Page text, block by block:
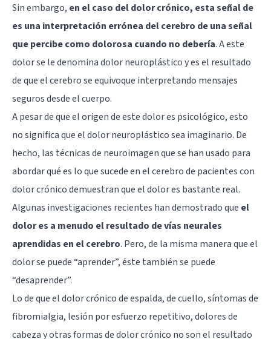
Sin embargo, en el caso del dolor crónico, esta señal de
es una interpretación errónea del cerebro de una señal
que percibe como dolorosa cuando no debería. A este
dolor se le denomina dolor neuroplástico y es el resultado
de que el cerebro se equivoque interpretando mensajes
seguros desde el cuerpo.
A pesar de que el origen de este dolor es psicológico, esto
no significa que el dolor neuroplástico sea imaginario. De
hecho, las técnicas de neuroimagenque se han usado para
abordar qué es lo que sucede en el cerebro de pacientes con
dolor crónico demuestran que el dolor es bastante real.
Algunas investigaciones recientes han demostrado que el
dolor es a menudo el resultado de vías neurales
aprendidas en el cerebro. Pero, de la misma manera que el
dolor se puede “aprender”, éste también se puede
“desaprender”.
Lo de que el dolor crónico de espalda, de cuello, síntomas de
fibromialgia, lesión por esfuerzo repetitivo, dolores de
cabeza y otras formas de dolor crónico no son el resultado